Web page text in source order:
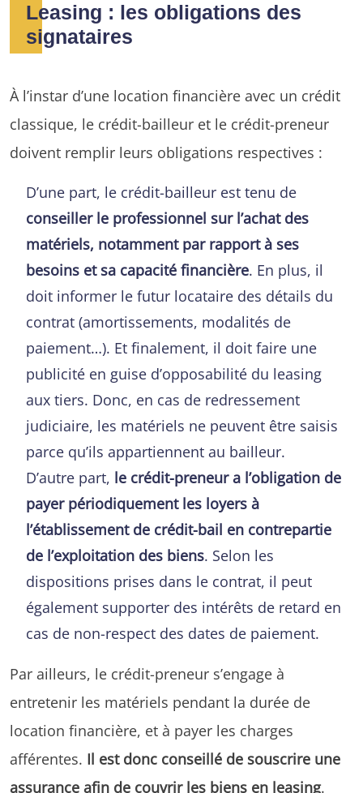
Leasing : les obligations des
signataires
À l’instar d’une location financière avec un crédit
classique, le crédit-bailleur et le crédit-preneur
doivent remplir leurs obligations respectives :
D’une part, le crédit-bailleur est tenu de
conseiller le professionnel sur l’achat des
matériels, notamment par rapport à ses
besoins et sa capacité financière. En plus, il
doit informer le futur locataire des détails du
contrat (amortissements, modalités de
paiement…). Et finalement, il doit faire une
publicité en guise d’opposabilité du leasing
aux tiers. Donc, en cas de redressement
judiciaire, les matériels ne peuvent être saisis
parce qu’ils appartiennent au bailleur.
D’autre part, le crédit-preneur a l’obligation de
payer périodiquement les loyers à
l’établissement de crédit-bail en contrepartie
de l’exploitation des biens. Selon les
dispositions prises dans le contrat, il peut
également supporter des intérêts de retard en
cas de non-respect des dates de paiement.
Par ailleurs, le crédit-preneur s’engage à
entretenir les matériels pendant la durée de
location financière, et à payer les charges
afférentes. Il est donc conseillé de souscrire une
assurance afin de couvrir les biens en leasing.